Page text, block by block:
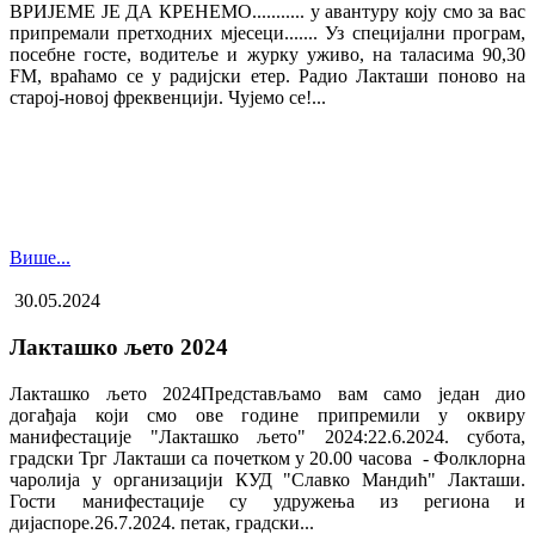
ВРИЈЕМЕ ЈЕ ДА КРЕНЕМО........... у авантуру коју смо за вас
припремали претходних мјесеци....... Уз специјални програм,
посебне госте, водитеље и журку уживо, на таласима 90,30
FM, враћамо се у радијски етер. Радио Лакташи поново на
старој-новој фреквенцији. Чујемо се!...
Више...
30.05.2024
Лакташко љето 2024
Лакташко љето 2024Представљамо вам само један дио
догађаја који смо ове године припремили у оквиру
манифестације "Лакташко љето" 2024:22.6.2024. субота,
градски Трг Лакташи са почетком у 20.00 часова - Фолклорна
чаролија у организацији КУД "Славко Мандић" Лакташи.
Гости манифестације су удружења из региона и
дијаспоре.26.7.2024. петак, градски...